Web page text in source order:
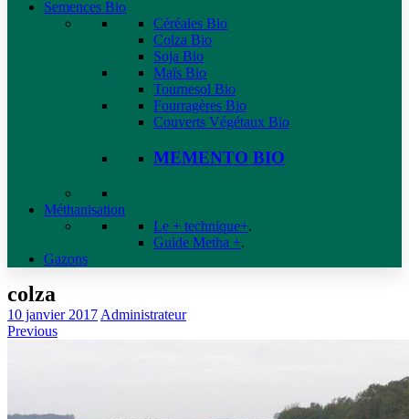
Semences Bio
Céréales Bio
Colza Bio
Soja Bio
Maïs Bio
Tournesol Bio
Fourragères Bio
Couverts Végétaux Bio
MEMENTO BIO
Méthanisation
Le + technique+.
Guide Metha +.
Gazons
colza
10 janvier 2017 Administrateur
Previous